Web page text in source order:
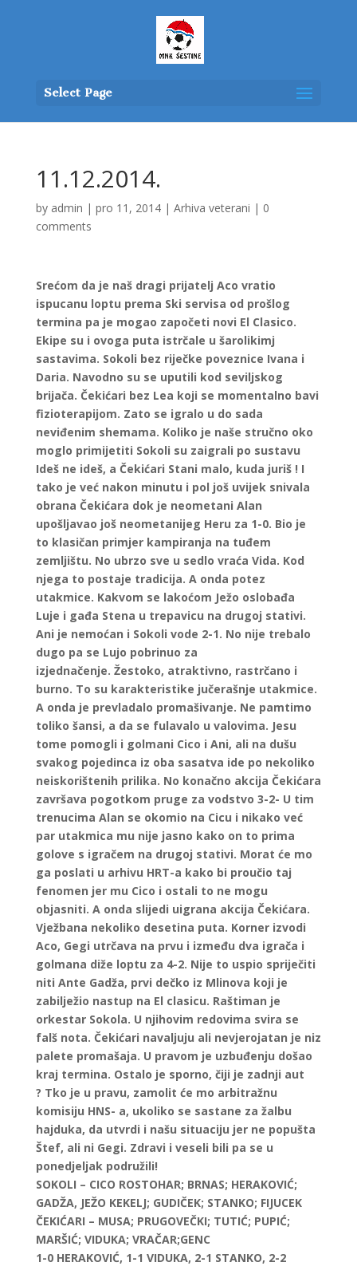
Select Page
11.12.2014.
by admin | pro 11, 2014| Arhiva veterani | 0
comments
Srećom da je naš dragi prijatelj Aco vratio
ispucanu loptu prema Ski servisa od prošlog
termina pa je mogao započeti novi El Clasico.
Ekipe su i ovoga puta istrčale u šarolikimj
sastavima. Sokoli bez riječke poveznice Ivana i
Daria. Navodno su se uputili kod seviljskog
brijača. Čekićari bez Lea koji se momentalno bavi
fizioterapijom. Zato se igralo u do sada
neviđenim shemama. Koliko je naše stručno oko
moglo primijetiti Sokoli su zaigrali po sustavu
Ideš ne ideš, a Čekićari Stani malo, kuda juriš ! I
tako je već nakon minutu i pol još uvijek snivala
obrana Čekićara dok je neometani Alan
upošljavao još neometanijeg Heru za 1-0. Bio je
to klasičan primjer kampiranja na tuđem
zemljištu. No ubrzo sve u sedlo vraća Vida. Kod
njega to postaje tradicija. A onda potez
utakmice. Kakvom se lakoćom Ježo oslobađa
Luje i gađa Stena u trepavicu na drugoj stativi.
Ani je nemoćan i Sokoli vode 2-1. No nije trebalo
dugo pa se Lujo pobrinuo za
izjednačenje. Žestoko, atraktivno, rastrčano i
burno. To su karakteristike jučerašnje utakmice.
A onda je prevladalo promašivanje. Ne pamtimo
toliko šansi, a da se fulavalo u valovima. Jesu
tome pomogli i golmani Cico i Ani, ali na dušu
svakog pojedinca iz oba sasatva ide po nekoliko
neiskorištenih prilika. No konačno akcija Čekićara
završava pogotkom pruge za vodstvo 3-2- U tim
trenucima Alan se okomio na Cicu i nikako već
par utakmica mu nije jasno kako on to prima
golove s igračem na drugoj stativi. Morat će mo
ga poslati u arhivu HRT-a kako bi proučio taj
fenomen jer mu Cico i ostali to ne mogu
objasniti. A onda slijedi uigrana akcija Čekićara.
Vježbana nekoliko desetina puta. Korner izvodi
Aco, Gegi utrčava na prvu i između dva igrača i
golmana diže loptu za 4-2. Nije to uspio spriječiti
niti Ante Gadža, prvi dečko iz Mlinova koji je
zabilježio nastup na El clasicu. Raštiman je
orkestar Sokola. U njihovim redovima svira se
falš nota. Čekićari navaljuju ali nevjerojatan je niz
palete promašaja. U pravom je uzbuđenju došao
kraj termina. Ostalo je sporno, čiji je zadnji aut
? Tko je u pravu, zamolit će mo arbitražnu
komisiju HNS- a, ukoliko se sastane za žalbu
hajduka, da utvrdi i našu situaciju jer ne popušta
Štef, ali ni Gegi. Zdravi i veseli bili pa se u
ponedjeljak podružili!
SOKOLI – CICO ROSTOHAR; BRNAS; HERAKOVIĆ;
GADŽA, JEŽO KEKELJ; GUDIČEK; STANKO; FIJUCEK
ČEKIĆARI – MUSA; PRUGOVEČKI; TUTIĆ; PUPIĆ;
MARŠIĆ; VIDUKA; VRAČAR;GENC
1-0 HERAKOVIĆ, 1-1 VIDUKA, 2-1 STANKO, 2-2